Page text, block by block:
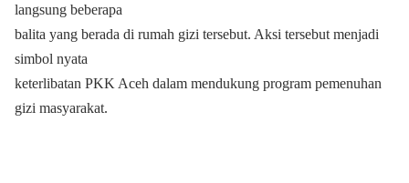
langsung beberapa
balita yang berada di rumah gizi tersebut. Aksi tersebut menjadi
simbol nyata
keterlibatan PKK Aceh dalam mendukung program pemenuhan
gizi masyarakat.